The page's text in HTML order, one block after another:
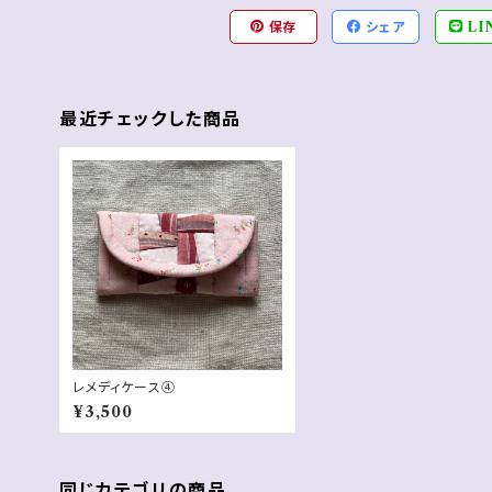
保存 シェア
最近チェックした商品
レメディケース④
¥3,500